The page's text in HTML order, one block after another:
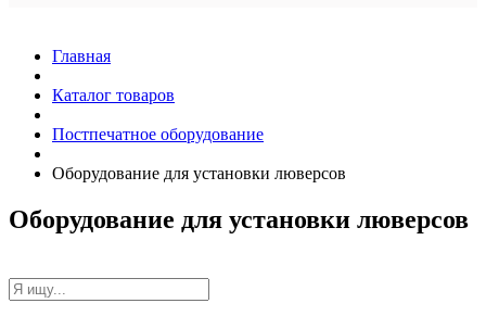
Главная
Каталог товаров
Постпечатное оборудование
Оборудование для установки люверсов
Оборудование для установки люверсов